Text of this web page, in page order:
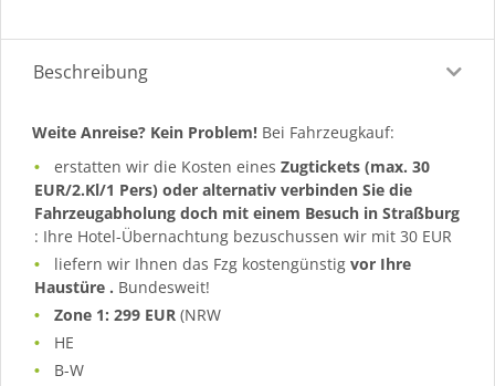
Beschreibung
Weite Anreise? Kein Problem! Bei Fahrzeugkauf:
erstatten wir die Kosten einesZugtickets(max. 30
EUR/2.Kl/1 Pers) oder alternativ verbinden Sie die
Fahrzeugabholung doch mit einem Besuch in Straßburg
: Ihre Hotel-Übernachtung bezuschussen wir mit 30 EUR
liefern wir Ihnen das Fzg kostengünstigvor Ihre
Haustüre . Bundesweit!
Zone 1: 299 EUR (NRW
HE
B-W